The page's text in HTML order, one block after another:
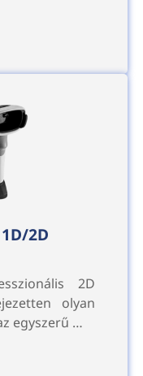
2D
2D
olyan
egyszerű …